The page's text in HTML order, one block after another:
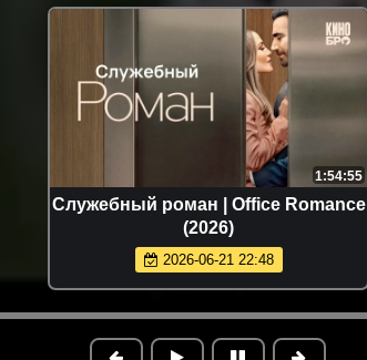
1:54:55
Служебный роман | Office Romance
(2026)
2026-06-21 22:48